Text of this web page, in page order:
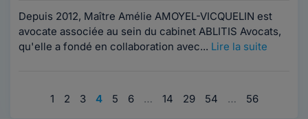
Depuis 2012, Maître Amélie AMOYEL-VICQUELIN est
avocate associée au sein du cabinet ABLITIS Avocats,
qu'elle a fondé en collaboration avec... Lire la suite
1 2 3 4 5 6 … 14 29 54 … 56